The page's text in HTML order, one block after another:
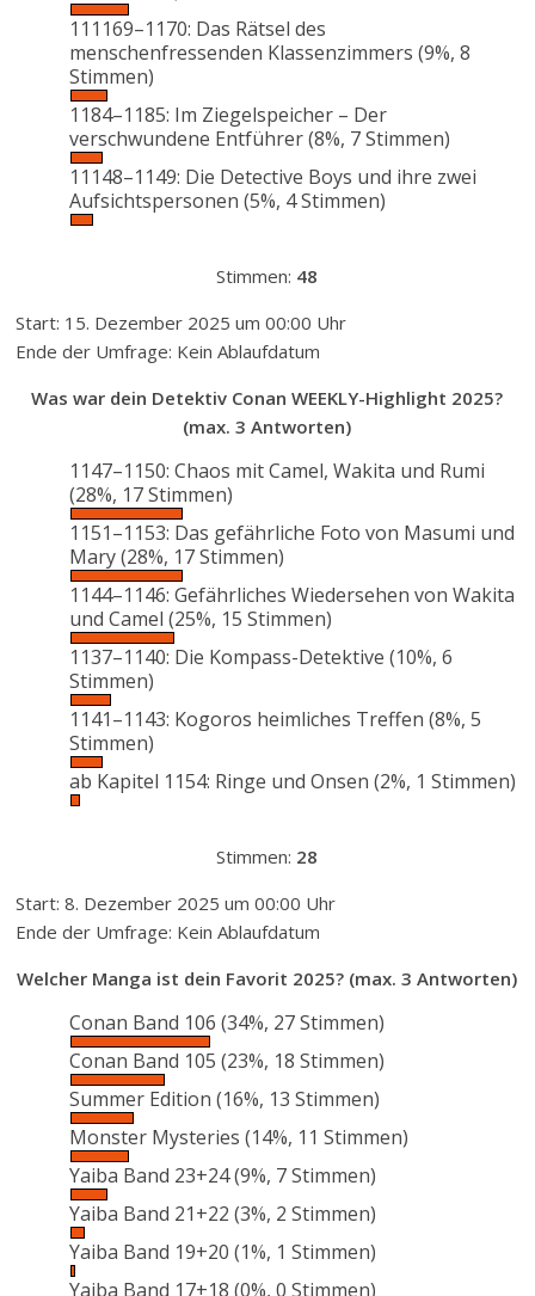
111169–1170: Das Rätsel des
menschenfressenden Klassenzimmers(9%, 8
Stimmen)
1184–1185: Im Ziegelspeicher – Der
verschwundene Entführer(8%, 7 Stimmen)
11148–1149: Die Detective Boys und ihre zwei
Aufsichtspersonen(5%, 4 Stimmen)
Stimmen: 48
Start: 15. Dezember 2025 um 00:00 Uhr
Ende der Umfrage: Kein Ablaufdatum
Was war dein Detektiv Conan WEEKLY-Highlight 2025?
(max. 3 Antworten)
1147–1150: Chaos mit Camel, Wakita und Rumi
(28%, 17 Stimmen)
1151–1153: Das gefährliche Foto von Masumi und
Mary(28%, 17 Stimmen)
1144–1146: Gefährliches Wiedersehen von Wakita
und Camel(25%, 15 Stimmen)
1137–1140: Die Kompass-Detektive(10%, 6
Stimmen)
1141–1143: Kogoros heimliches Treffen(8%, 5
Stimmen)
ab Kapitel 1154: Ringe und Onsen(2%, 1 Stimmen)
Stimmen: 28
Start: 8. Dezember 2025 um 00:00 Uhr
Ende der Umfrage: Kein Ablaufdatum
Welcher Manga ist dein Favorit 2025? (max. 3 Antworten)
Conan Band 106(34%, 27 Stimmen)
Conan Band 105(23%, 18 Stimmen)
Summer Edition(16%, 13 Stimmen)
Monster Mysteries(14%, 11 Stimmen)
Yaiba Band 23+24(9%, 7 Stimmen)
Yaiba Band 21+22(3%, 2 Stimmen)
Yaiba Band 19+20(1%, 1 Stimmen)
Yaiba Band 17+18(0%, 0 Stimmen)